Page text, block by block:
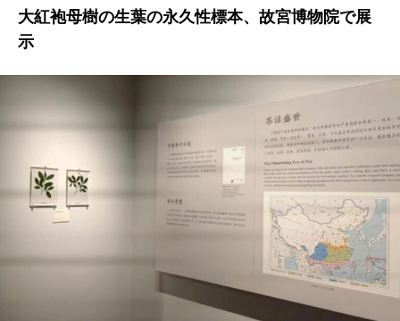
大紅袍母樹の生葉の永久性標本、故宮博物院で展
示
Books